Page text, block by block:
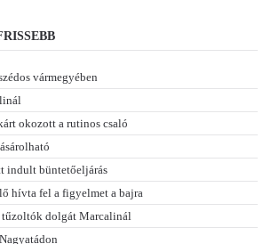
vármegyében
okozott a rutinos csaló
indult büntetőeljárás
hívta fel a figyelmet a bajra
tűzoltók dolgát Marcalinál